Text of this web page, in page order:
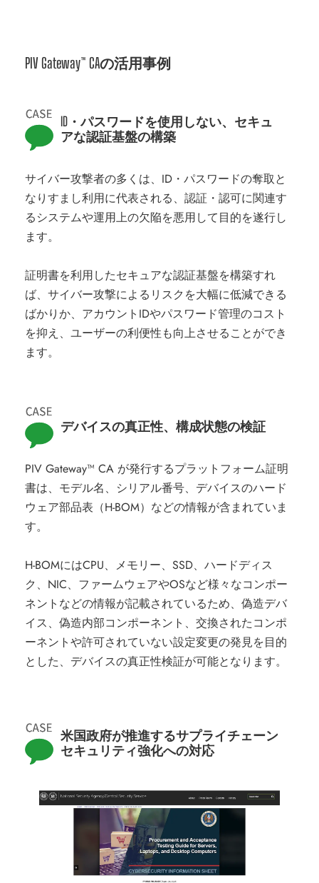
PIV Gateway™ CAの活用事例
ID・パスワードを使用しない、セキュ
アな認証基盤の構築
サイバー攻撃者の多くは、ID・パスワードの奪取と
なりすまし利用に代表される、認証・認可に関連す
るシステムや運用上の欠陥を悪用して目的を遂行し
ます。
証明書を利用したセキュアな認証基盤を構築すれ
ば、サイバー攻撃によるリスクを大幅に低減できる
ばかりか、アカウントIDやパスワード管理のコスト
を抑え、ユーザーの利便性も向上させることができ
ます。
デバイスの真正性、構成状態の検証
PIV Gateway™ CA が発行するプラットフォーム証明
書は、モデル名、シリアル番号、デバイスのハード
ウェア部品表（H-BOM）などの情報が含まれていま
す。
H-BOMにはCPU、メモリー、SSD、ハードディス
ク、NIC、ファームウェアやOSなど様々なコンポー
ネントなどの情報が記載されているため、偽造デバ
イス、偽造内部コンポーネント、交換されたコンポ
ーネントや許可されていない設定変更の発見を目的
とした、デバイスの真正性検証が可能となります。
米国政府が推進するサプライチェーン
セキュリティ強化への対応